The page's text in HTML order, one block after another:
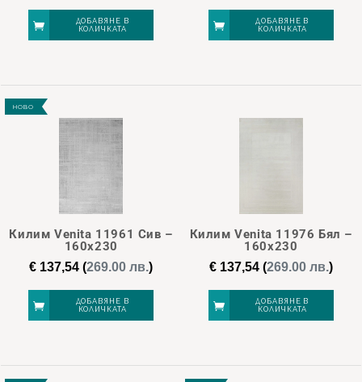
ДОБАВЯНЕ В
КОЛИЧКАТА
ДОБАВЯНЕ В
КОЛИЧКАТА
НОВО
Килим Venita 11961 Сив –
160х230
€ 137,54 (269.00 лв.)
ДОБАВЯНЕ В
КОЛИЧКАТА
Килим Venita 11976 Бял –
160х230
€137,54(269.00 лв.)
ДОБАВЯНЕ В
КОЛИЧКАТА